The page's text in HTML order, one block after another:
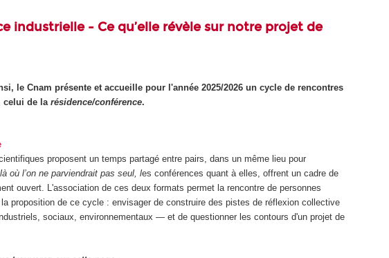
industrielle - Ce qu’elle révèle sur notre projet de
le Cnam présente et accueille pour l'année 2025/2026 un cycle de rencontres
celui de la résidence/conférence.
proposent un temps partagé entre pairs, dans un même lieu pour
là où l’on ne parviendrait pas seul, les conférences quant à elles, offrent un cadre de
ouvert. L'association de ces deux formats permet la rencontre de personnes
proposition de ce cycle : envisager de construire des pistes de réflexion collective
sociaux, environnementaux — et de questionner les contours d'un projet de